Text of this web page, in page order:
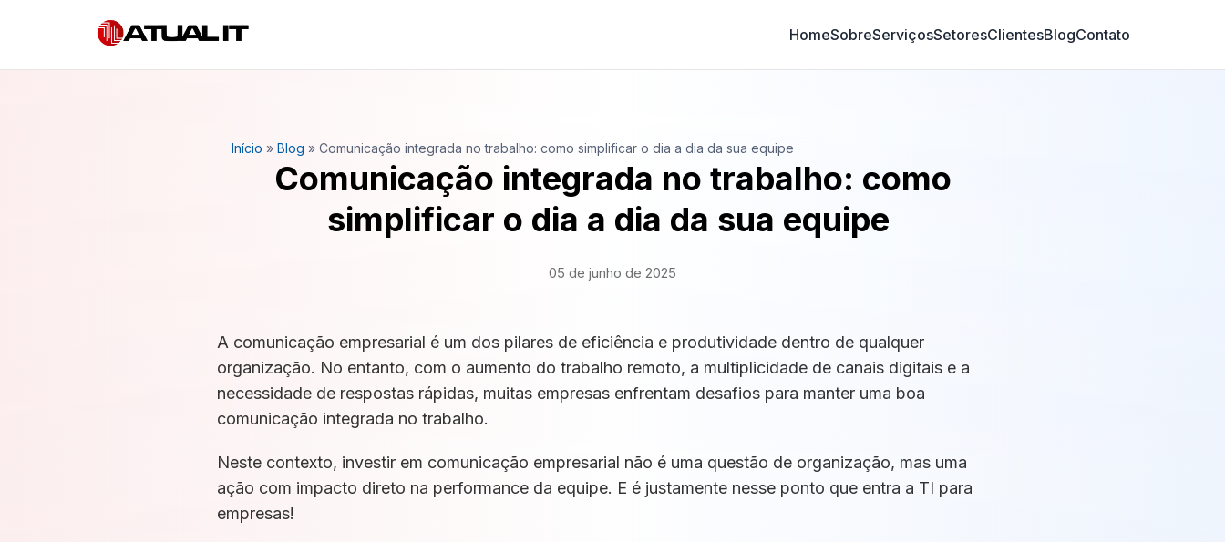
HomeSobreServiçosSetoresClientesBlogContato
Início » Blog » Comunicação integrada no trabalho: como simplificar o dia a dia da sua equipe
Comunicação integrada no trabalho: como
simplificar o dia a dia da sua equipe
05 de junho de 2025
A comunicação empresarial é um dos pilares de eficiência e produtividade dentro de qualquer
organização. No entanto, com o aumento do trabalho remoto, a multiplicidade de canais digitais e a
necessidade de respostas rápidas, muitas empresas enfrentam desafios para manter uma boa
comunicação integrada no trabalho.
Neste contexto, investir em comunicação empresarial não é uma questão de organização, mas uma
ação com impacto direto na performance da equipe. E é justamente nesse ponto que entra a TI para
empresas!